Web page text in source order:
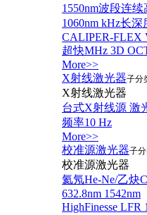
1550nm波段连
1060nm kHz长
CALIPER-FLEX
超快MHz 3D
More>>
X射线激光器子分
X射线激光器
台式X射线源 激
频率10 Hz
More>>
校准源激光器子
校准源激光器
氦氖He-Ne/乙炔
632.8nm 1542nm
HighFinesse